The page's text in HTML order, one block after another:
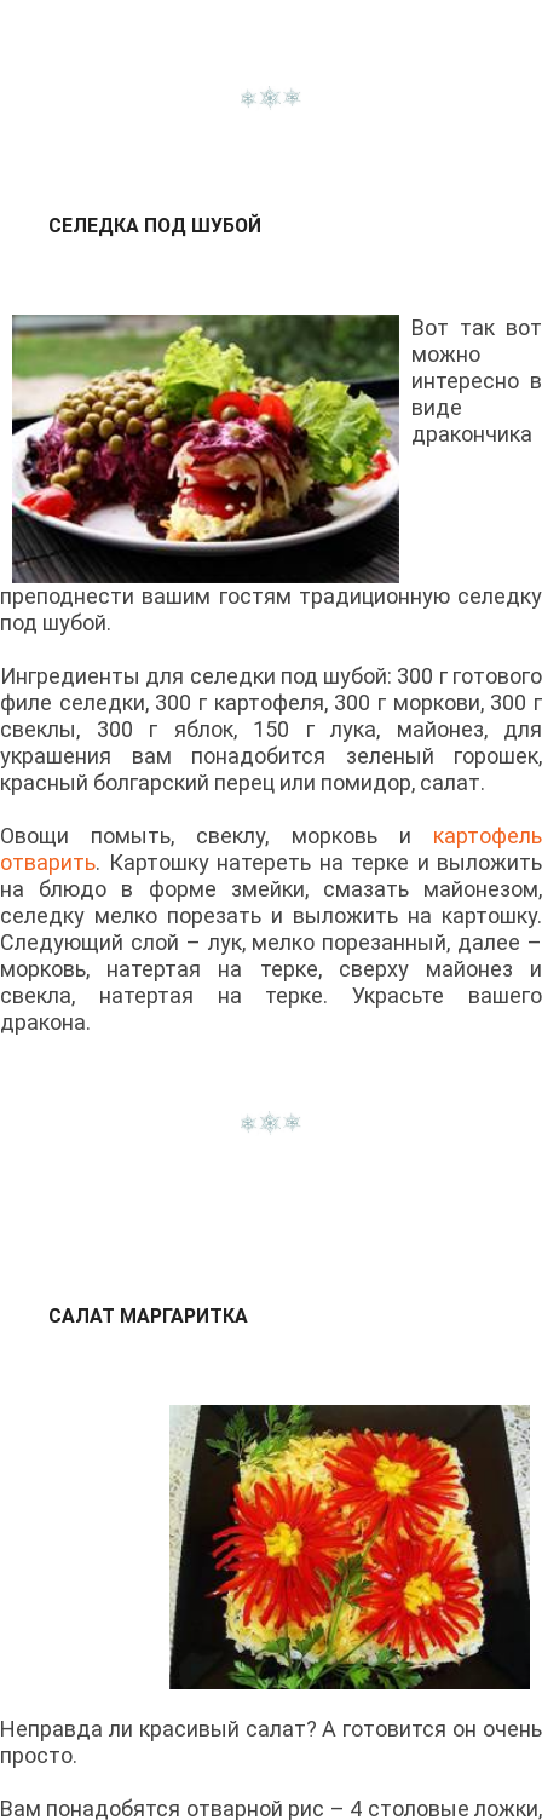
СЕЛЕДКА ПОД ШУБОЙ
Вот так вот
можно
интересно в
виде
дракончика
преподнести вашим гостям традиционную селедку
под шубой.
Ингредиенты для селедки под шубой: 300 г готового
филе селедки, 300 г картофеля, 300 г моркови, 300 г
свеклы, 300 г яблок, 150 г лука, майонез, для
украшения вам понадобится зеленый горошек,
красный болгарский перец или помидор, салат.
Овощи помыть, свеклу, морковь и картофель
отварить. Картошку натереть на терке и выложить
на блюдо в форме змейки, смазать майонезом,
селедку мелко порезать и выложить на картошку.
Следующий слой – лук, мелко порезанный, далее –
морковь, натертая на терке, сверху майонез и
свекла, натертая на терке. Украсьте вашего
дракона.
САЛАТ МАРГАРИТКА
Неправда ли красивый салат? А готовится он очень
просто.
Вам понадобятся отварной рис – 4 столовые ложки,